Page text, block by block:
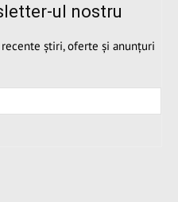
ul nostru
știri, oferte și anunțuri